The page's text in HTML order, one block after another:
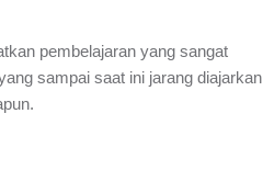
pembelajaran yang sangat
sampai saat ini jarang diajarkan